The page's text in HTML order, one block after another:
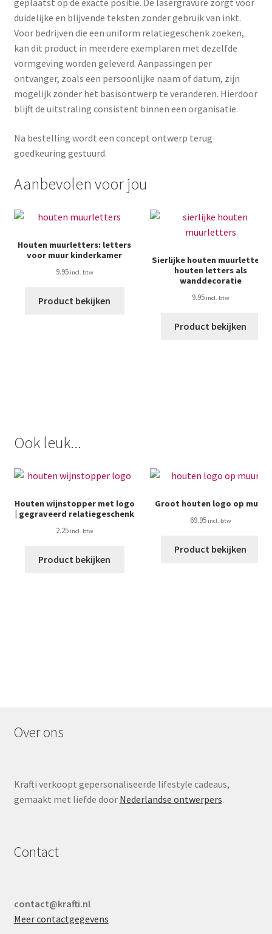
geplaatst op de exacte positie. De lasergravure zorgt voor
duidelijke en blijvende teksten zonder gebruik van inkt.
Voor bedrijven die een uniform relatiegeschenk zoeken,
kan dit product in meerdere exemplaren met dezelfde
vormgeving worden geleverd. Aanpassingen per
ontvanger, zoals een persoonlijke naam of datum, zijn
mogelijk zonder het basisontwerp te veranderen. Hierdoor
blijft de uitstraling consistent binnen een organisatie.
Na bestelling wordt een concept ontwerp terug
goedkeuring gestuurd.
Aanbevolen voor jou
Houten muurletters: letters
voor muur kinderkamer
9.95
Product bekijken
Sierlijke houten muurletters:
houten letters als
wanddecoratie
9.95
Product bekijken
Ook leuk...
Houten wijnstopper met logo
| gegraveerd relatiegeschenk
2.25
Product bekijken
Groot houten logo op muur
69.95
Product bekijken
Over ons
Krafti verkoopt gepersonaliseerde lifestyle cadeaus,
gemaakt met liefde door Nederlandse ontwerpers.
Contact
contact@krafti.nl
Meer contactgegevens